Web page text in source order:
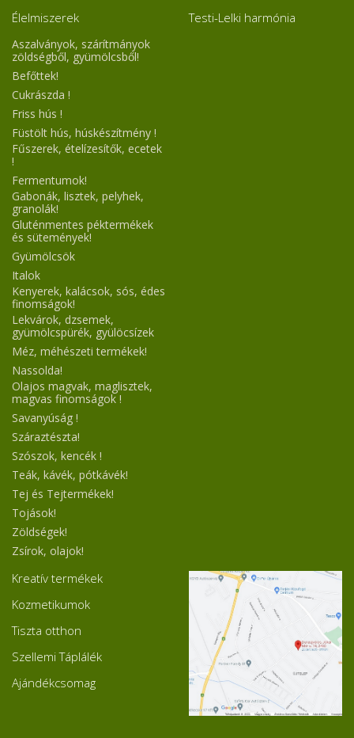
Élelmiszerek
Aszalványok, szárítmányok
zöldségből, gyümölcsből!
Befőttek!
Cukrászda !
Friss hús !
Füstölt hús, húskészítmény !
Fűszerek, ételízesítők, ecetek
!
Fermentumok!
Gabonák, lisztek, pelyhek,
granolák!
Gluténmentes péktermékek
és sütemények!
Gyümölcsök
Italok
Kenyerek, kalácsok, sós, édes
finomságok!
Lekvárok, dzsemek,
gyümölcspürék, gyülöcsízek
Méz, méhészeti termékek!
Nassolda!
Olajos magvak, maglisztek,
magvas finomságok !
Savanyúság !
Száraztészta!
Szószok, kencék !
Teák, kávék, pótkávék!
Tej és Tejtermékek!
Tojások!
Zöldségek!
Zsírok, olajok!
Testi-Lelki harmónia
Kreatív termékek
Kozmetikumok
Tiszta otthon
Szellemi Táplálék
Ajándékcsomag